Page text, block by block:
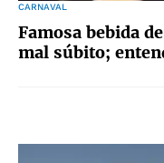
CARNAVAL
Famosa bebida
mal súbito;